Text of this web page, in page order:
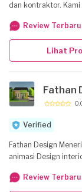
dan kontraktor.
Kompetitif
Review Terbaru
Lihat
Fathan
Verified
Fathan Design
animasi Design
Review Terbaru